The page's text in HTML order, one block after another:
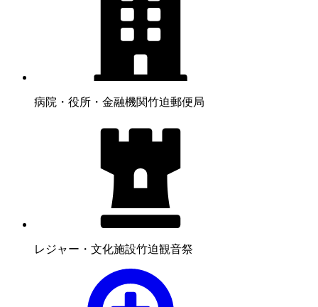
病院・役所・金融機関竹迫郵便局
レジャー・文化施設竹迫観音祭